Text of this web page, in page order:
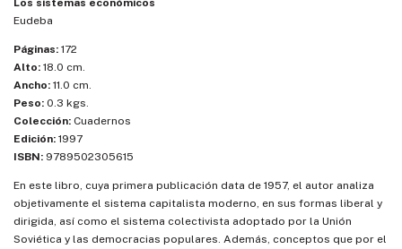
Eudeba
Páginas: 172
Alto: 18.0 cm.
Ancho: 11.0 cm.
Peso: 0.3 kgs.
Colección: Cuadernos
Edición: 1997
ISBN: 9789502305615
En este libro, cuya primera publicación data de 1957, el autor analiza
objetivamente el sistema capitalista moderno, en sus formas liberal y
dirigida, así como el sistema colectivista adoptado por la Unión
Soviética y las democracias populares. Además, conceptos que por el